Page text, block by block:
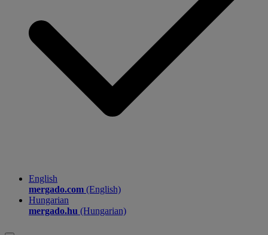
English
mergado.com (English)
Hungarian
mergado.hu (Hungarian)